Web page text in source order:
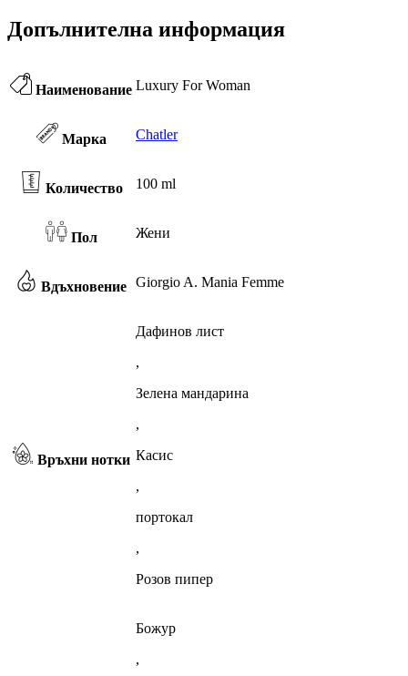
Допълнителна информация
Наименование Luxury For Woman
Марка Chatler
Количество 100 ml
Пол Жени
Вдъхновение Giorgio A. Mania Femme
Връхни нотки
Дафинов лист
,
Зелена мандарина
,
Касис
,
портокал
,
Розов пипер
Божур
,